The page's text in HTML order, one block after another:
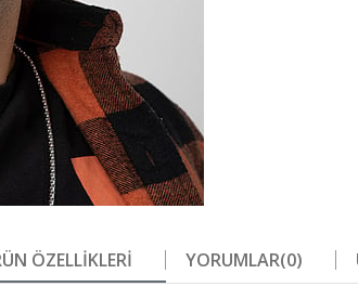
ÖZELLIKLERI YORUMLAR(0)